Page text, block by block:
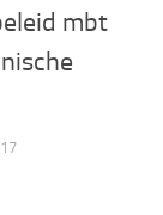
mbt